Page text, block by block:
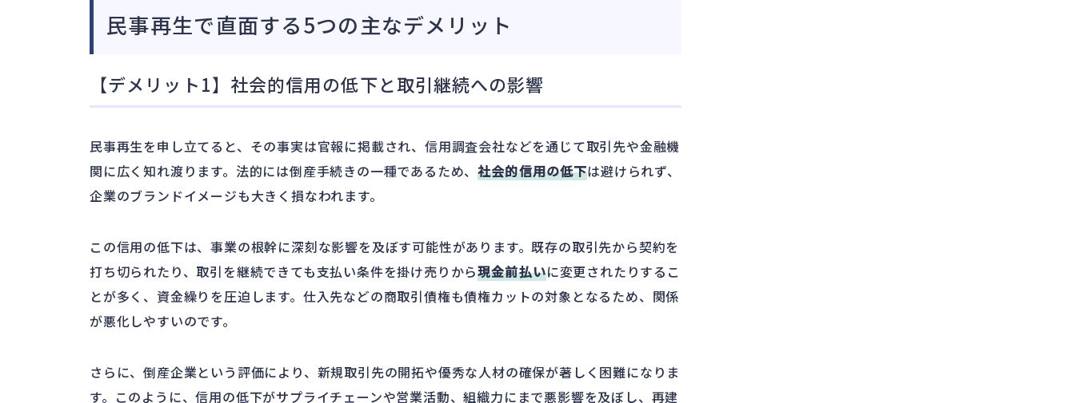
民事再生で直面する5つの主なデメリット
【デメリット1】社会的信用の低下と取引継続への影響
民事再生を申し立てると、その事実は官報に掲載され、信用調査会社などを通じて取引先や金融機
関に広く知れ渡ります。法的には倒産手続きの一種であるため、社会的信用の低下は避けられず、
企業のブランドイメージも大きく損なわれます。
この信用の低下は、事業の根幹に深刻な影響を及ぼす可能性があります。既存の取引先から契約を
打ち切られたり、取引を継続できても支払い条件を掛け売りから現金前払いに変更されたりするこ
とが多く、資金繰りを圧迫します。仕入先などの商取引債権も債権カットの対象となるため、関係
が悪化しやすいのです。
さらに、倒産企業という評価により、新規取引先の開拓や優秀な人材の確保が著しく困難になりま
す。このように、信用の低下がサプライチェーンや営業活動、組織力にまで悪影響を及ぼし、再建